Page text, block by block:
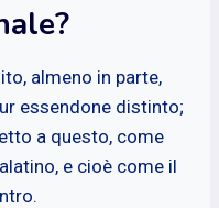
almeno in parte,
essendone distinto;
a questo, come
e cioè come il